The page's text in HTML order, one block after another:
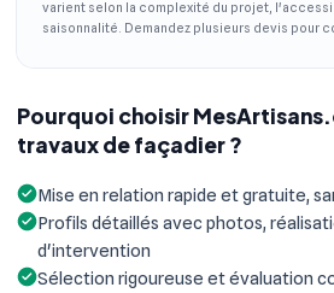
varient selon la complexité du projet,
saisonnalité. Demandez plusieurs devis pour
Pourquoi choisir
travaux de façadier ?
Mise en relation rapide et gratuite,
Profils détaillés avec photos,
d'intervention
Sélection rigoureuse et évaluation